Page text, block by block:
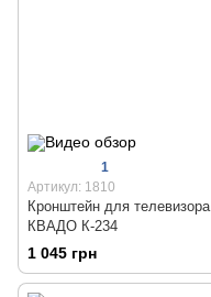
1
Артикул: 1810
Кронштейн для телевизора
КВАДО К-234
1 045 грн